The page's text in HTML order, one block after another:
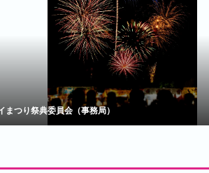
まつり祭典委員会（事務局）